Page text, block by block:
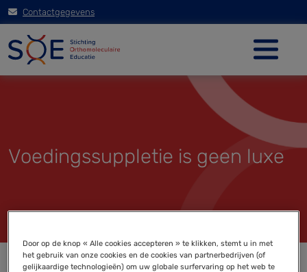
Contactgegevens
Voedingssuppletie is geen luxe
Door op de knop « Alle cookies accepteren » te klikken, stemt u in met
het gebruik van onze cookies en de cookies van partnerbedrijven (of
gelijkaardige technologieën) om uw globale surfervaring op het web te